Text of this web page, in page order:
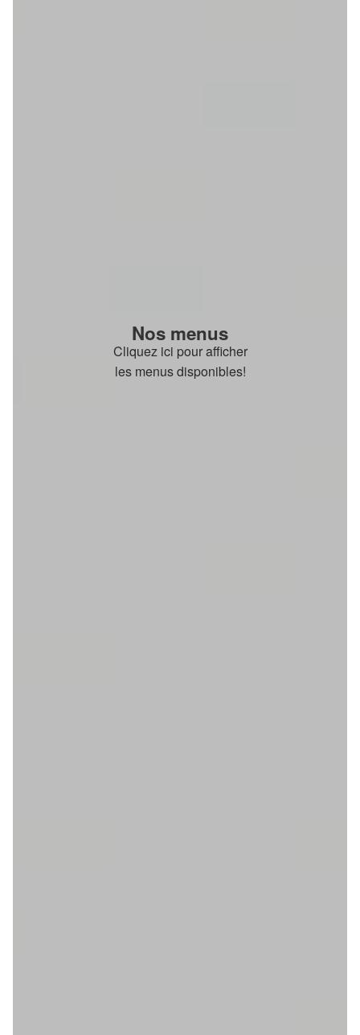
Nos menus
Cliquez ici pour afficher
les menus disponibles!